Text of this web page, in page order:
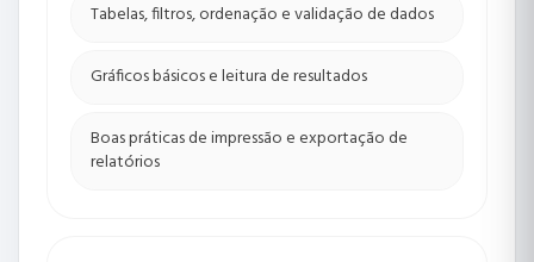
Tabelas, filtros, ordenação e validação de dados
Gráficos básicos e leitura de resultados
Boas práticas de impressão e exportação de
relatórios